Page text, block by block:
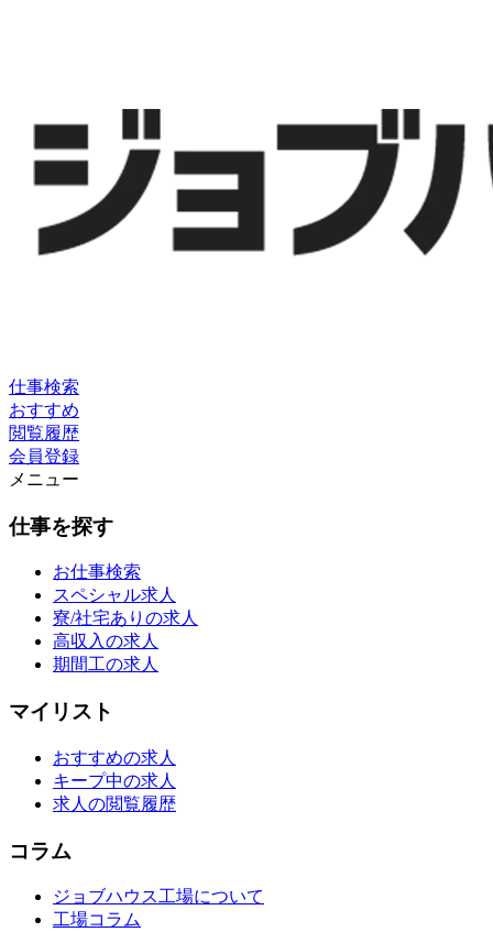
仕事検索
おすすめ
閲覧履歴
会員登録
メニュー
仕事を探す
お仕事検索
スペシャル求人
寮/社宅ありの求人
高収入の求人
期間工の求人
マイリスト
おすすめの求人
キープ中の求人
求人の閲覧履歴
コラム
ジョブハウス工場について
工場コラム